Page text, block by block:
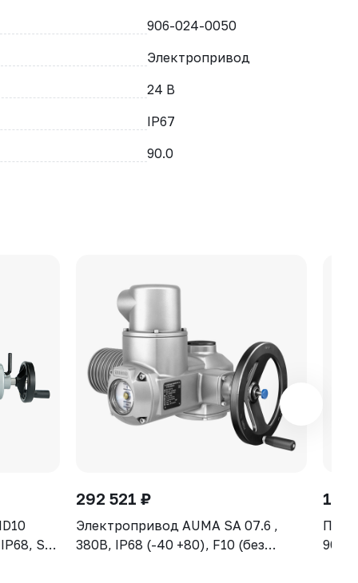
906-024-0050
Электропривод
24 В
IP67
90.0
S2-
292 521 ₽
Электропривод AUMA SA 07.6 ,
380В, IP68 (-40 +80), F10 (без
128
906-